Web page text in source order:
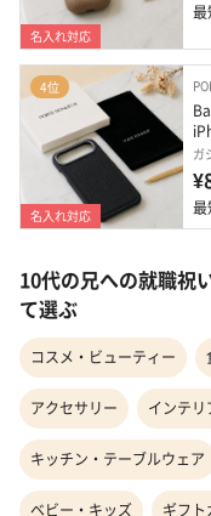
名入れ対応
最
4位
名入れ対応
ガ
最
10代の兄への就職祝
て選ぶ
コスメ・ビューティー
アクセサリー インテリ
キッチン・テーブルウェア
ベビー・キッズ ギフト